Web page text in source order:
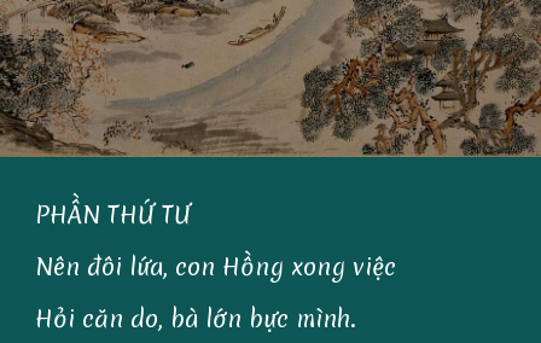
PHẦN THỨ TƯ
Nên đôi lứa, con Hồng xong việc
Hỏi căn do, bà lớn bực mình.